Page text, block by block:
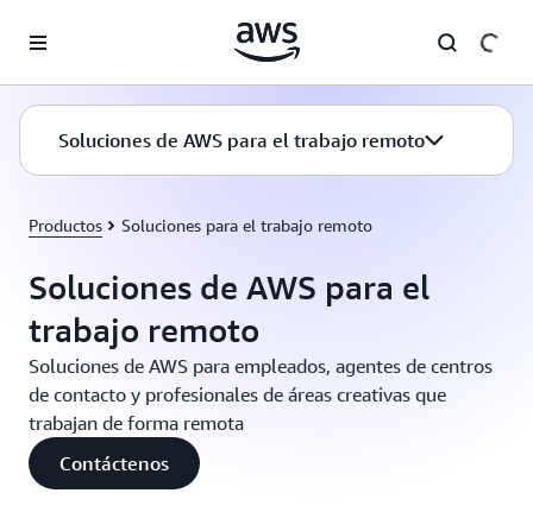
Soluciones de AWS para el trabajo remoto
Productos Soluciones para el trabajo remoto
Soluciones de AWS para el
trabajo remoto
Soluciones de AWS para empleados, agentes de centros
de contacto y profesionales de áreas creativas que
trabajan de forma remota
Contáctenos